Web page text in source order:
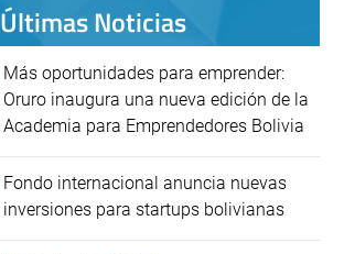
Últimas Noticias
Más oportunidades para emprender:
Oruro inaugura una nueva edición de la
Academia para Emprendedores Bolivia
Fondo internacional anuncia nuevas
inversiones para startups bolivianas